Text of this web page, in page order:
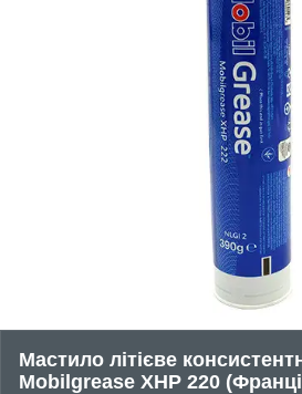
Мастило літієве
Mobilgrease XHP 220